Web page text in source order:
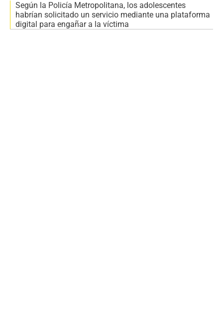
Según la Policía Metropolitana, los adolescentes
habrían solicitado un servicio mediante una plataforma
digital para engañar a la víctima